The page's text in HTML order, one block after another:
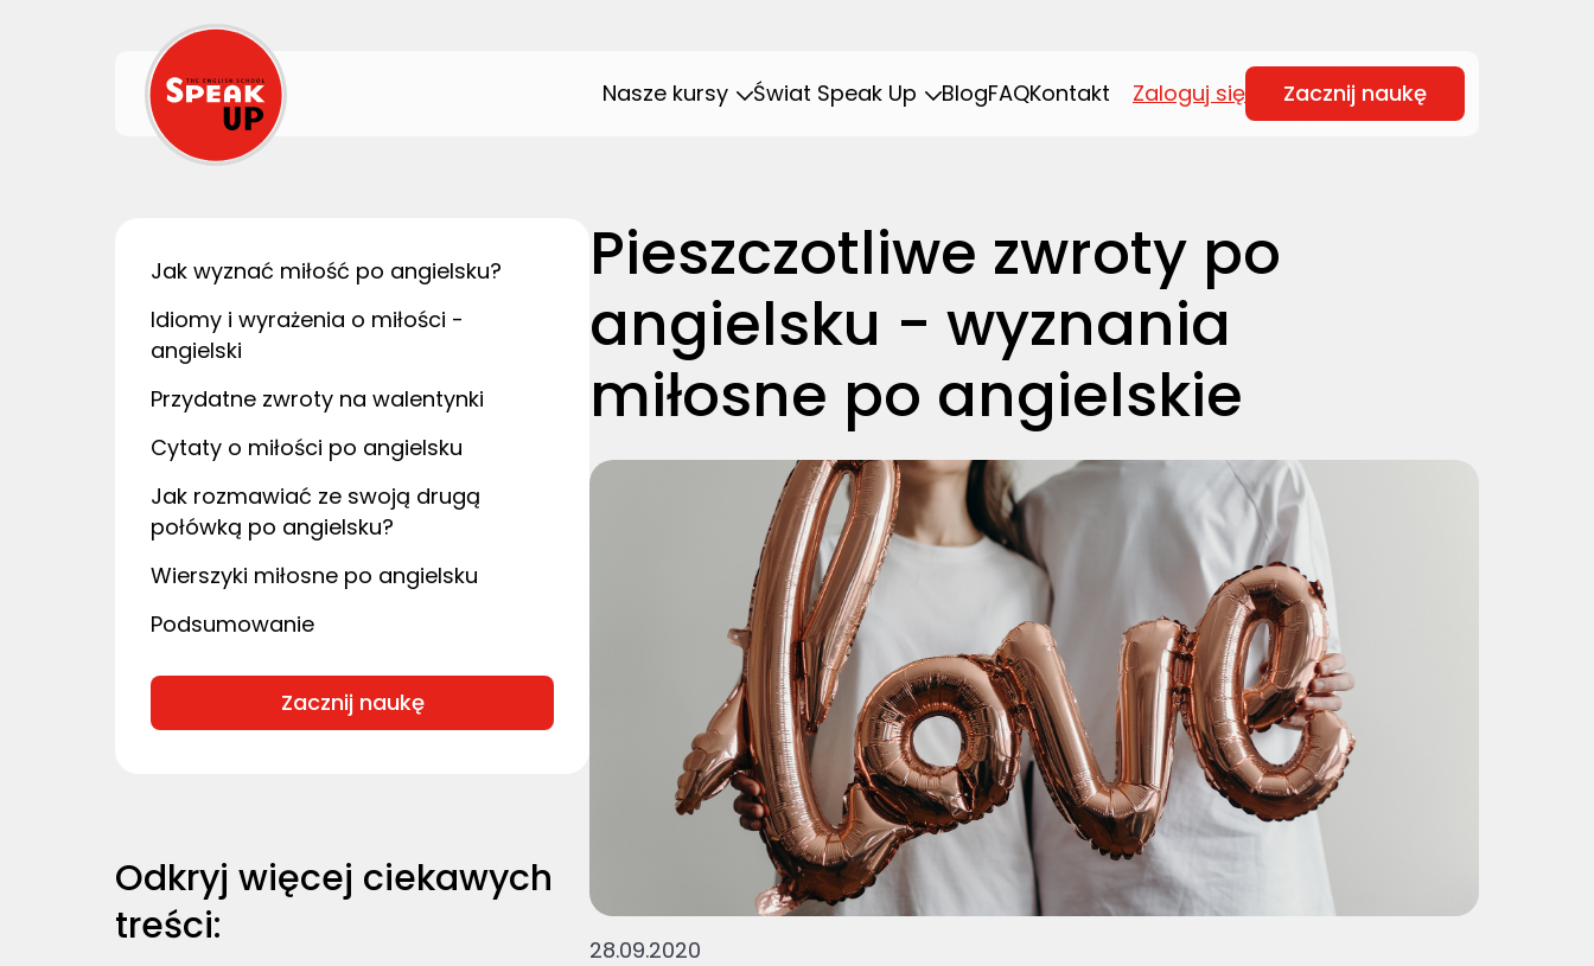
Nasze kursy Świat Speak Up BlogFAQKontakt Zaloguj się Zacznij naukę
Jak wyznać miłość po angielsku?
Idiomy i wyrażenia o miłości -
angielski
Przydatne zwroty na walentynki
Cytaty o miłości po angielsku
Jak rozmawiać ze swoją drugą
połówką po angielsku?
Wierszyki miłosne po angielsku
Podsumowanie
Zacznij naukę
Odkryj więcej ciekawych
treści:
Pieszczotliwe zwroty po
angielsku - wyznania
miłosne po angielskie
28.09.2020